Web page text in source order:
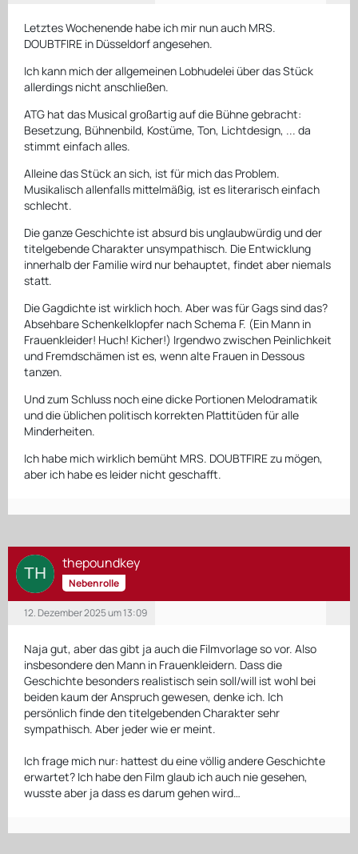
Letztes Wochenende habe ich mir nun auch MRS.
DOUBTFIRE in Düsseldorf angesehen.
Ich kann mich der allgemeinen Lobhudelei über das Stück
allerdings nicht anschließen.
ATG hat das Musical großartig auf die Bühne gebracht:
Besetzung, Bühnenbild, Kostüme, Ton, Lichtdesign, ... da
stimmt einfach alles.
Alleine das Stück an sich, ist für mich das Problem.
Musikalisch allenfalls mittelmäßig, ist es literarisch einfach
schlecht.
Die ganze Geschichte ist absurd bis unglaubwürdig und der
titelgebende Charakter unsympathisch. Die Entwicklung
innerhalb der Familie wird nur behauptet, findet aber niemals
statt.
Die Gagdichte ist wirklich hoch. Aber was für Gags sind das?
Absehbare Schenkelklopfer nach Schema F. (Ein Mann in
Frauenkleider! Huch! Kicher!) Irgendwo zwischen Peinlichkeit
und Fremdschämen ist es, wenn alte Frauen in Dessous
tanzen.
Und zum Schluss noch eine dicke Portionen Melodramatik
und die üblichen politisch korrekten Plattitüden für alle
Minderheiten.
Ich habe mich wirklich bemüht MRS. DOUBTFIRE zu mögen,
aber ich habe es leider nicht geschafft.
thepoundkey
Nebenrolle
12. Dezember 2025 um 13:09
Naja gut, aber das gibt ja auch die Filmvorlage so vor. Also
insbesondere den Mann in Frauenkleidern. Dass die
Geschichte besonders realistisch sein soll/will ist wohl bei
beiden kaum der Anspruch gewesen, denke ich. Ich
persönlich finde den titelgebenden Charakter sehr
sympathisch. Aber jeder wie er meint.
Ich frage mich nur: hattest du eine völlig andere Geschichte
erwartet? Ich habe den Film glaub ich auch nie gesehen,
wusste aber ja dass es darum gehen wird…